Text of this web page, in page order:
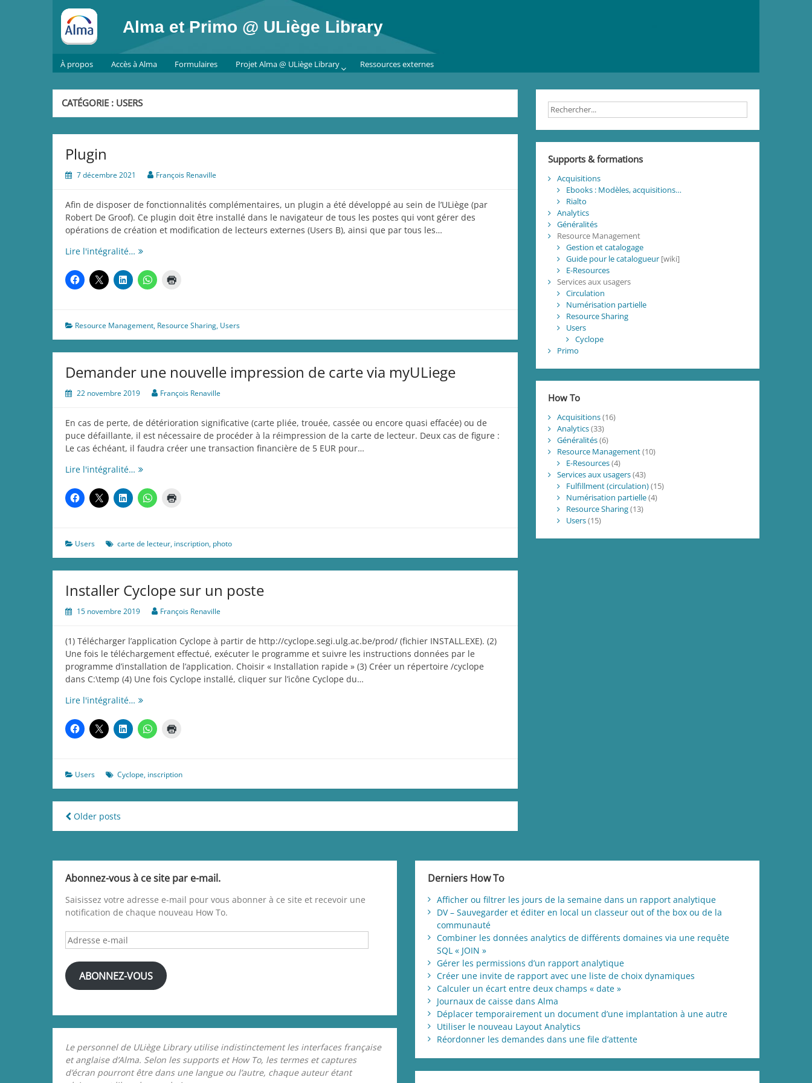
Alma et Primo @ ULiège Library
À propos Accès à Alma Formulaires Projet Alma @ ULiège Library Ressources externes
CATÉGORIE : USERS
Plugin
7 décembre 2021 François Renaville
Afin de disposer de fonctionnalités complémentaires, un plugin a été développé au sein de l’ULiège (par
Robert De Groof). Ce plugin doit être installé dans le navigateur de tous les postes qui vont gérer des
opérations de création et modification de lecteurs externes (Users B), ainsi que par tous les…
Lire l'intégralité… Plugin
Resource Management, Resource Sharing, Users
Demander une nouvelle impression de carte via myULiege
22 novembre 2019 François Renaville
En cas de perte, de détérioration significative (carte pliée, trouée, cassée ou encore quasi effacée) ou de
puce défaillante, il est nécessaire de procéder à la réimpression de la carte de lecteur. Deux cas de figure :
Le cas échéant, il faudra créer une transaction financière de 5 EUR pour…
Lire l'intégralité… Demander
nouvelle
impression
via
myULiege
Users carte de lecteur, inscription, photo
Installer Cyclope sur un poste
15 novembre 2019 François Renaville
(1) Télécharger l’application Cyclope à partir de http://cyclope.segi.ulg.ac.be/prod/ (fichier INSTALL.EXE). (2)
Une fois le téléchargement effectué, exécuter le programme et suivre les instructions données par le
programme d’installation de l’application. Choisir « Installation rapide » (3) Créer un répertoire /cyclope
dans C:\temp (4) Une fois Cyclope installé, cliquer sur l’icône Cyclope du…
Lire l'intégralité… Installer
sur
un
Users Cyclope, inscription
Navigation
des
articles
Older posts
Supports & formations
Acquisitions
Ebooks : Modèles, acquisitions…
Rialto
Analytics
Généralités
Resource Management
Gestion et catalogage
Guide pour le catalogueur[wiki]
E-Resources
Services aux usagers
Circulation
Numérisation partielle
Resource Sharing
Users
Cyclope
Primo
How To
Acquisitions(16)
Analytics(33)
Généralités(6)
Resource Management(10)
E-Resources(4)
Services aux usagers(43)
Fulfillment (circulation)(15)
Numérisation partielle(4)
Resource Sharing(13)
Users(15)
Abonnez-vous à ce site par e-mail.
Saisissez votre adresse e-mail pour vous abonner à ce site et recevoir une
notification de chaque nouveau How To.
Adresse
e-
mail
ABONNEZ-VOUS
Le personnel de ULiège Library utilise indistinctement les interfaces française
et anglaise d’Alma. Selon les supports et How To, les termes et captures
d’écran pourront être dans une langue ou l’autre, chaque auteur étant
Derniers How To
Afficher ou filtrer les jours de la semaine dans un rapport analytique
DV – Sauvegarder et éditer en local un classeur out of the box ou de la
communauté
Combiner les données analytics de différents domaines via une requête
SQL « JOIN »
Gérer les permissions d’un rapport analytique
Créer une invite de rapport avec une liste de choix dynamiques
Calculer un écart entre deux champs « date »
Journaux de caisse dans Alma
Déplacer temporairement un document d’une implantation à une autre
Utiliser le nouveau Layout Analytics
Réordonner les demandes dans une file d’attente